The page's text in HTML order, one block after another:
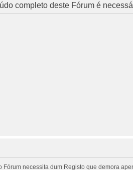
completo deste Fórum é
Fórum necessita dum Registo que demora